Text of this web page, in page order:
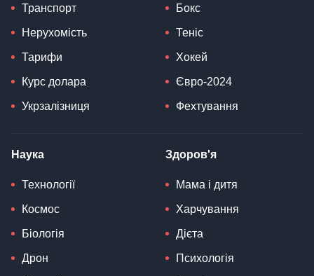
Транспорт
Нерухомість
Тарифи
Курс долара
Укрзалізниця
Бокс
Теніс
Хокей
Євро-2024
Фехтування
Наука
Технології
Космос
Біологія
Дрон
Здоров'я
Мама і дитя
Харчування
Дієта
Психологія